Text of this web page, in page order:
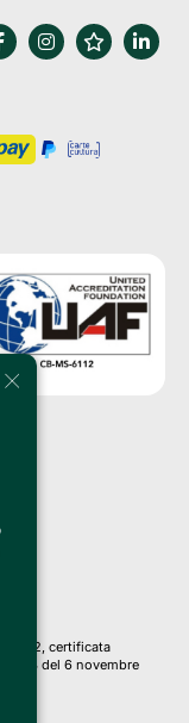
6.2, certificata
del 6 novembre
×